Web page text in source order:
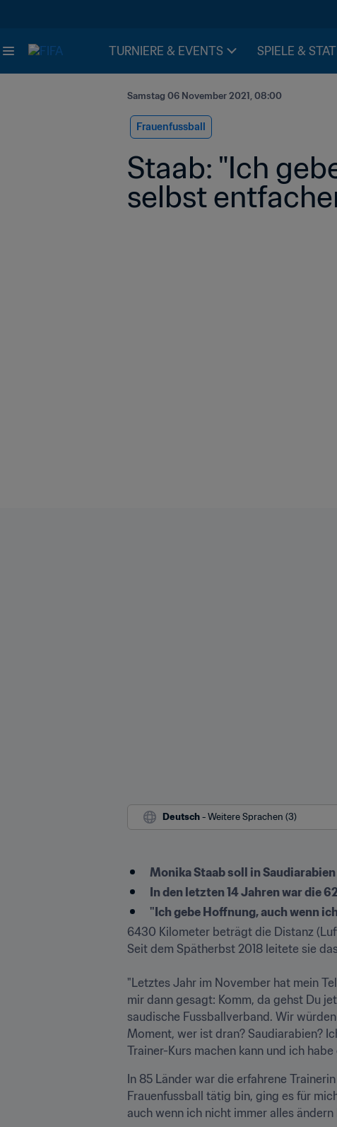
TURNIERE & EVENTS SPIELE &
Samstag 06 November 2021, 08:00
Frauenfussball
Staab: "Ich
selbst
Deutsch - Weitere Sprachen (3)
Monika Staab soll in
In den letzten 14 Jahren war die
"Ich gebe Hoffnung, auch wenn
6430 Kilometer beträgt die Distanz
Seit dem Spätherbst 2018 leitete sie
"Letztes Jahr im November hat mein
mir dann gesagt: Komm, da gehst Du
saudische Fussballverband. Wir
Moment, wer ist dran? Saudiarabien?
Trainer-Kurs machen kann und ich
In 85 Länder war die erfahrene
Frauenfussball tätig bin, ging es für
auch wenn ich nicht immer alles ändern